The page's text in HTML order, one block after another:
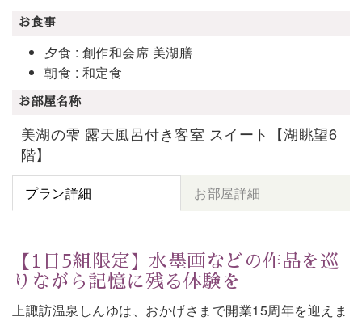
お食事
夕食 : 創作和会席 美湖膳
朝食 : 和定食
お部屋名称
美湖の雫 露天風呂付き客室 スイート【湖眺望6
階】
プラン詳細 お部屋詳細
【1日5組限定】水墨画などの作品を巡
りながら記憶に残る体験を
上諏訪温泉しんゆは、おかげさまで開業15周年を迎えま